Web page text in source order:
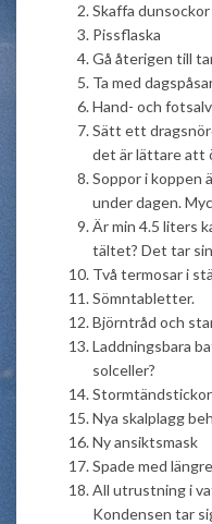
Skaffa dunsockor
Pissflaska
Gå återigen till
Ta med
Hand- och
Sätt ett
det är lättare att
Soppor i koppen
under dagen.
Är min 4.5 liters
tältet? Det tar
Två termosar i
Sömntabletter.
Björntråd och
Laddningsbara
solceller?
Nya skalplagg
Ny ansiktsmask
Spade med
All utrustning i
Kondensen tar